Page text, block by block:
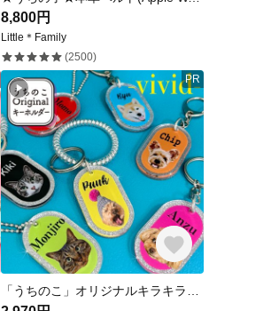
8,800円
Little＊Family
(2500)
PR
「うちのこ」オリジナルキラキラキーホルダ Vividカラー - うちの子をもっと愛おしく - 写真を送って簡単に作れます☆